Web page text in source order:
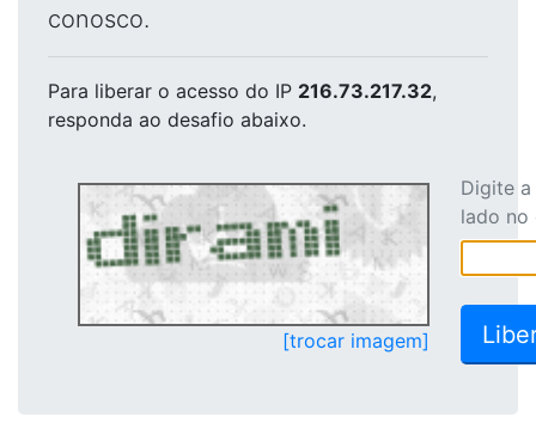
conosco.
Para liberar o acesso do IP 216.73.217.32,
responda ao desafio abaixo.
[trocar imagem]
Digite
lado no